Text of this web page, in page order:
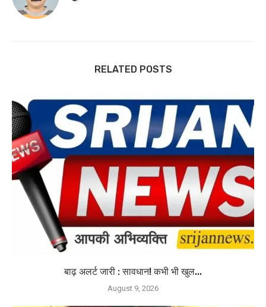
RELATED POSTS
बाढ़ अलर्ट जारी : सावधान! कभी भी खुल...
August 9, 2026